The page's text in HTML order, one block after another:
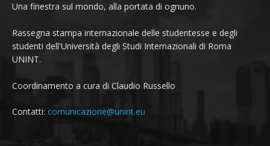
Una finestra sul mondo, alla portata di ognuno.
Rassegna stampa internazionale delle studentesse e degli
studenti dell'Università degli Studi Internazionali di Roma
UNINT.
Coordinamento a cura di Claudio Russello
Contatti: comunicazione@unint.eu